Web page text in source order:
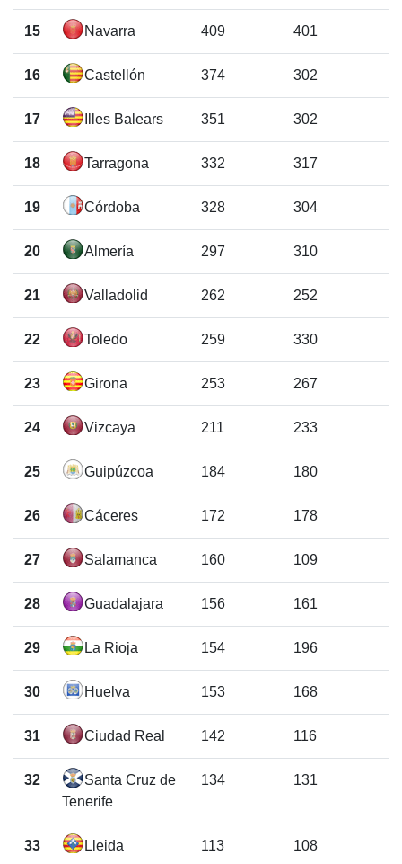
15 Navarra 409 401
16 Castellón 374 302
17 Illes Balears 351 302
18 Tarragona 332 317
19 Córdoba 328 304
20 Almería 297 310
21 Valladolid 262 252
22 Toledo 259 330
23 Girona 253 267
24 Vizcaya 211 233
25 Guipúzcoa 184 180
26 Cáceres 172 178
27 Salamanca 160 109
28 Guadalajara 156 161
29 La Rioja 154 196
30 Huelva 153 168
31 Ciudad Real 142 116
32
Santa Cruz de
Tenerife
134 131
33 Lleida 113 108